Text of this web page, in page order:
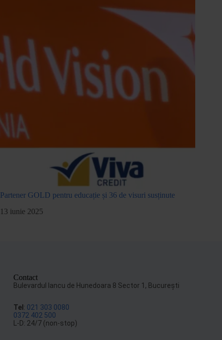
Partener GOLD pentru educație și 36 de visuri susținute
13 iunie 2025
Contact
Bulevardul Iancu de Hunedoara 8 Sector 1, Bucureşti
Tel: 021 303 0080
0372 402 500
L-D: 24/7 (non-stop)